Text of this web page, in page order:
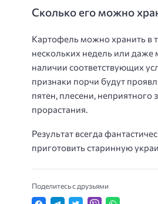
Сколько его можно
Картофель можно хранить в
нескольких недель или даже
наличии соответствующих
признаки порчи будут
пятен, плесени, неприятного
прорастания.
Результат всегда
приготовить старинную
Поделитесь с друзьями